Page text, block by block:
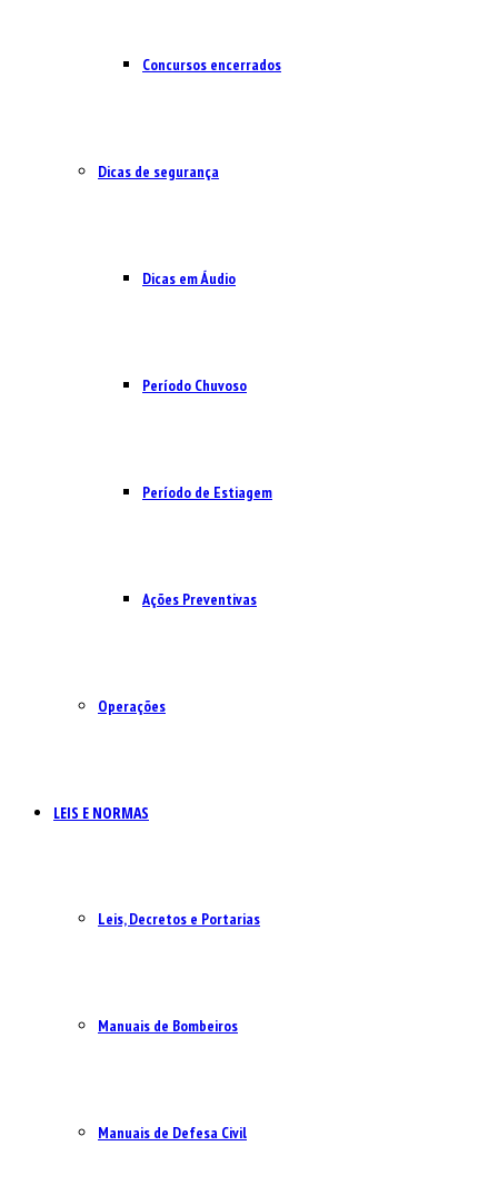
Concursos encerrados
Dicas de segurança
Dicas em Áudio
Período Chuvoso
Período de Estiagem
Ações Preventivas
Operações
LEIS E NORMAS
Leis, Decretos e Portarias
Manuais de Bombeiros
Manuais de Defesa Civil